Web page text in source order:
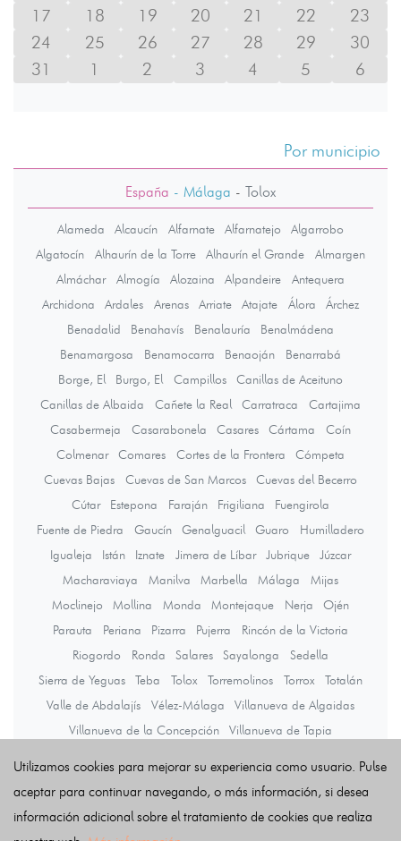
17
18 19 20 21 22
23
24
25 26 27 28 29
30
31
1 2 3 4 5 6
Por municipio
España - Málaga - Tolox
Alameda Alcaucín Alfarnate Alfarnatejo
Algarrobo
Algatocín
Alhaurín de la Torre Alhaurín el Grande
Almargen
Almáchar
Almogía Alozaina Alpandeire
Antequera
Archidona
Ardales Arenas Arriate Atajate Álora
Árchez
Benadalid
Benahavís Benalauría
Benalmádena
Benamargosa
Benamocarra Benaoján
Benarrabá
Borge, El
Burgo, El Campillos
Canillas de Aceituno
Canillas de Albaida
Cañete la Real Carratraca
Cartajima
Casabermeja
Casarabonela Casares Cártama
Coín
Colmenar
Comares Cortes de la Frontera
Cómpeta
Cuevas Bajas
Cuevas de San Marcos
Cuevas del Becerro
Cútar
Estepona Faraján Frigiliana
Fuengirola
Fuente de Piedra
Gaucín Genalguacil Guaro
Humilladero
Igualeja
Istán Iznate Jimera de Líbar Jubrique
Júzcar
Macharaviaya
Manilva Marbella Málaga
Mijas
Moclinejo
Mollina Monda Montejaque Nerja
Ojén
Parauta
Periana Pizarra Pujerra
Rincón de la Victoria
Riogordo
Ronda Salares Sayalonga
Sedella
Sierra de Yeguas
Teba Tolox Torremolinos Torrox
Totalán
Valle de Abdalajís
Vélez-Málaga
Villanueva de Algaidas
Villanueva de la Concepción
Villanueva de Tapia
Utilizamos cookies para mejorar su experiencia como usuario. Pulse
aceptar para continuar navegando, o más información, si desea
información adicional sobre el tratamiento de cookies que realiza